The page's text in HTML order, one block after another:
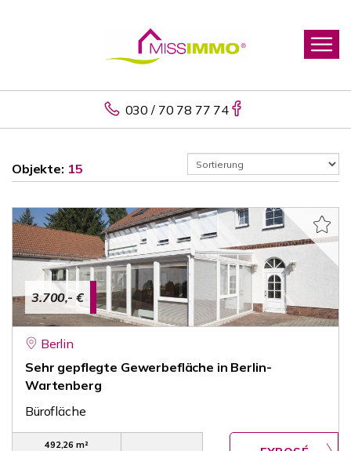
030 / 70 78 77 74
Objekte: 15
3.700,- €
Berlin
Sehr gepflegte Gewerbefläche in Berlin-
Wartenberg
Bürofläche
492,26 m²